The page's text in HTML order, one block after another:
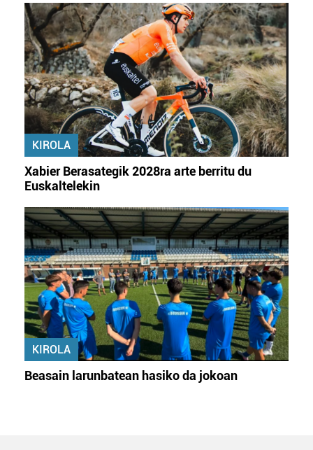
KIROLA
Xabier Berasategik 2028ra arte berritu du
Euskaltelekin
KIROLA
Beasain larunbatean hasiko da jokoan